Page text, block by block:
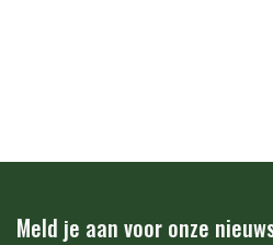
Meld je aan voor onze